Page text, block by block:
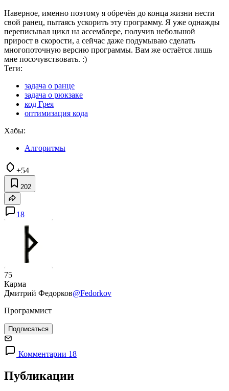
Наверное, именно поэтому я обречён до конца жизни нести
свой ранец, пытаясь ускорить эту программу. Я уже однажды
переписывал цикл на ассемблере, получив небольшой
прирост в скорости, а сейчас даже подумываю сделать
многопоточную версию программы. Вам же остаётся лишь
мне посочувствовать. :)
Теги:
задача о ранце
задача о рюкзаке
код Грея
оптимизация кода
Хабы:
Алгоритмы
+54
202
18
75
Карма
Дмитрий Федорков@Fedorkov
Программист
Подписаться
Комментарии 18
Публикации